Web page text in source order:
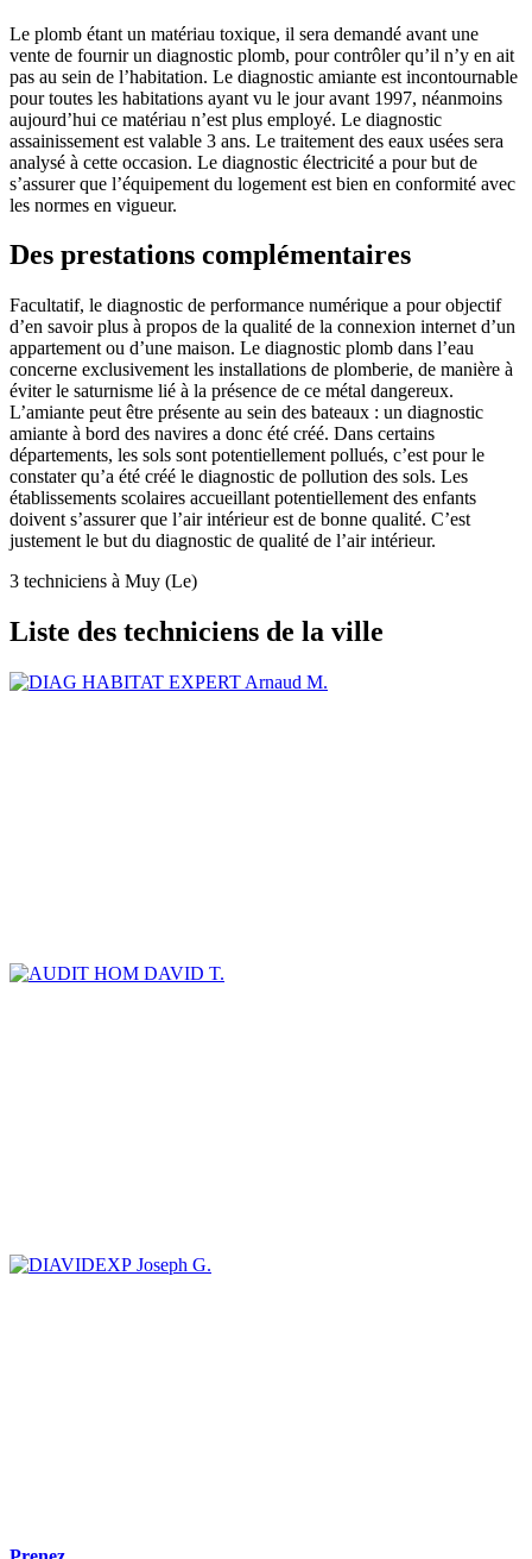
Le plomb étant un matériau toxique, il sera demandé avant une
vente de fournir un diagnostic plomb, pour contrôler qu’il n’y en ait
pas au sein de l’habitation. Le diagnostic amiante est incontournable
pour toutes les habitations ayant vu le jour avant 1997, néanmoins
aujourd’hui ce matériau n’est plus employé. Le diagnostic
assainissement est valable 3 ans. Le traitement des eaux usées sera
analysé à cette occasion. Le diagnostic électricité a pour but de
s’assurer que l’équipement du logement est bien en conformité avec
les normes en vigueur.
Des prestations complémentaires
Facultatif, le diagnostic de performance numérique a pour objectif
d’en savoir plus à propos de la qualité de la connexion internet d’un
appartement ou d’une maison. Le diagnostic plomb dans l’eau
concerne exclusivement les installations de plomberie, de manière à
éviter le saturnisme lié à la présence de ce métal dangereux.
L’amiante peut être présente au sein des bateaux : un diagnostic
amiante à bord des navires a donc été créé. Dans certains
départements, les sols sont potentiellement pollués, c’est pour le
constater qu’a été créé le diagnostic de pollution des sols. Les
établissements scolaires accueillant potentiellement des enfants
doivent s’assurer que l’air intérieur est de bonne qualité. C’est
justement le but du diagnostic de qualité de l’air intérieur.
3 techniciens à Muy (Le)
Liste des techniciens de la ville
Arnaud M.
DAVID T.
Joseph G.